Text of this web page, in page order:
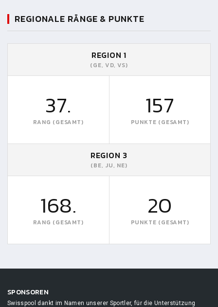
REGIONALE RÄNGE & PUNKTE
REGION 1
(GE, VD, VS)
37.
RANG (GESAMT)
157
PUNKTE (GESAMT)
REGION 3
(BE, JU, NE)
168.
RANG (GESAMT)
20
PUNKTE (GESAMT)
SPONSOREN
Swisspool dankt im Namen unserer Sportler, für die Unterstützung